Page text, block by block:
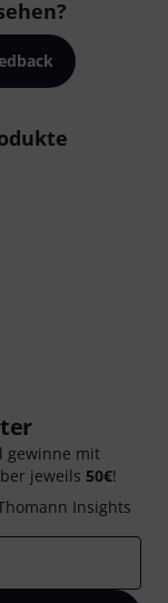
gewinne mit
jeweils 50€!
Insights